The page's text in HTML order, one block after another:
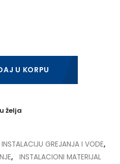
U KORPU
želja
GREJANJA I VODE,
,
INSTALACIONI MATERIJAL